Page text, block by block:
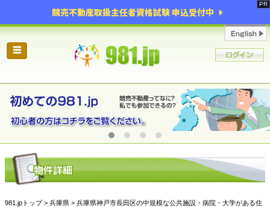
競売不動産取扱主任者資格試験 申込受付中
☰
981.jpトップ> 兵庫県 > 兵庫県神戸市長田区の中規模な公共施設・病院・大学がある住